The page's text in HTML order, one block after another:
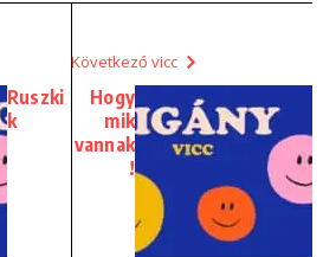
Ruszki
k
Következő vicc
Hogy
mik
vannak
!